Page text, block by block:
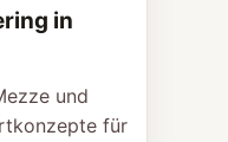
in
und
für